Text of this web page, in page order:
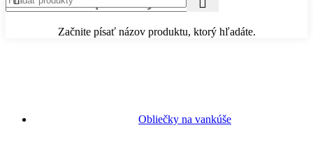
Začnite písať názov produktu, ktorý hľadáte.
Obliečky na vankúše